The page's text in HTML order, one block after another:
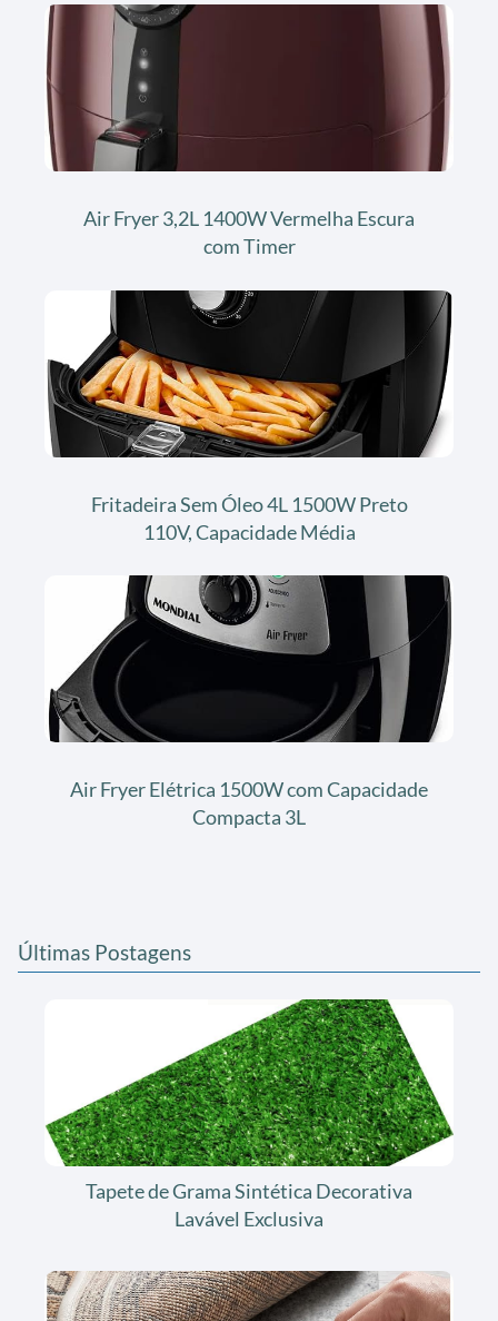
Air Fryer 3,2L 1400W Vermelha Escura
com Timer
Fritadeira Sem Óleo 4L 1500W Preto
110V, Capacidade Média
Air Fryer Elétrica 1500W com Capacidade
Compacta 3L
Últimas Postagens
Tapete de Grama Sintética Decorativa
Lavável Exclusiva